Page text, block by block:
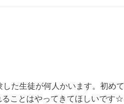
た生徒が何人かいます。初めて
ることはやってきてほしいです☆